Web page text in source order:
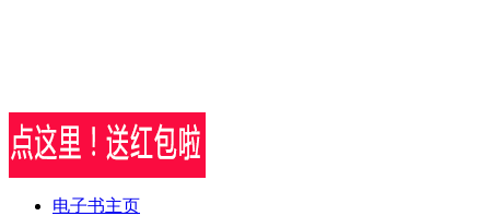
电子书主页